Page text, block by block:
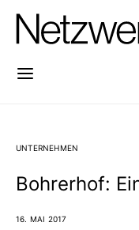
UNTERNEHMEN
Bohrerhof:
16. MAI 2017